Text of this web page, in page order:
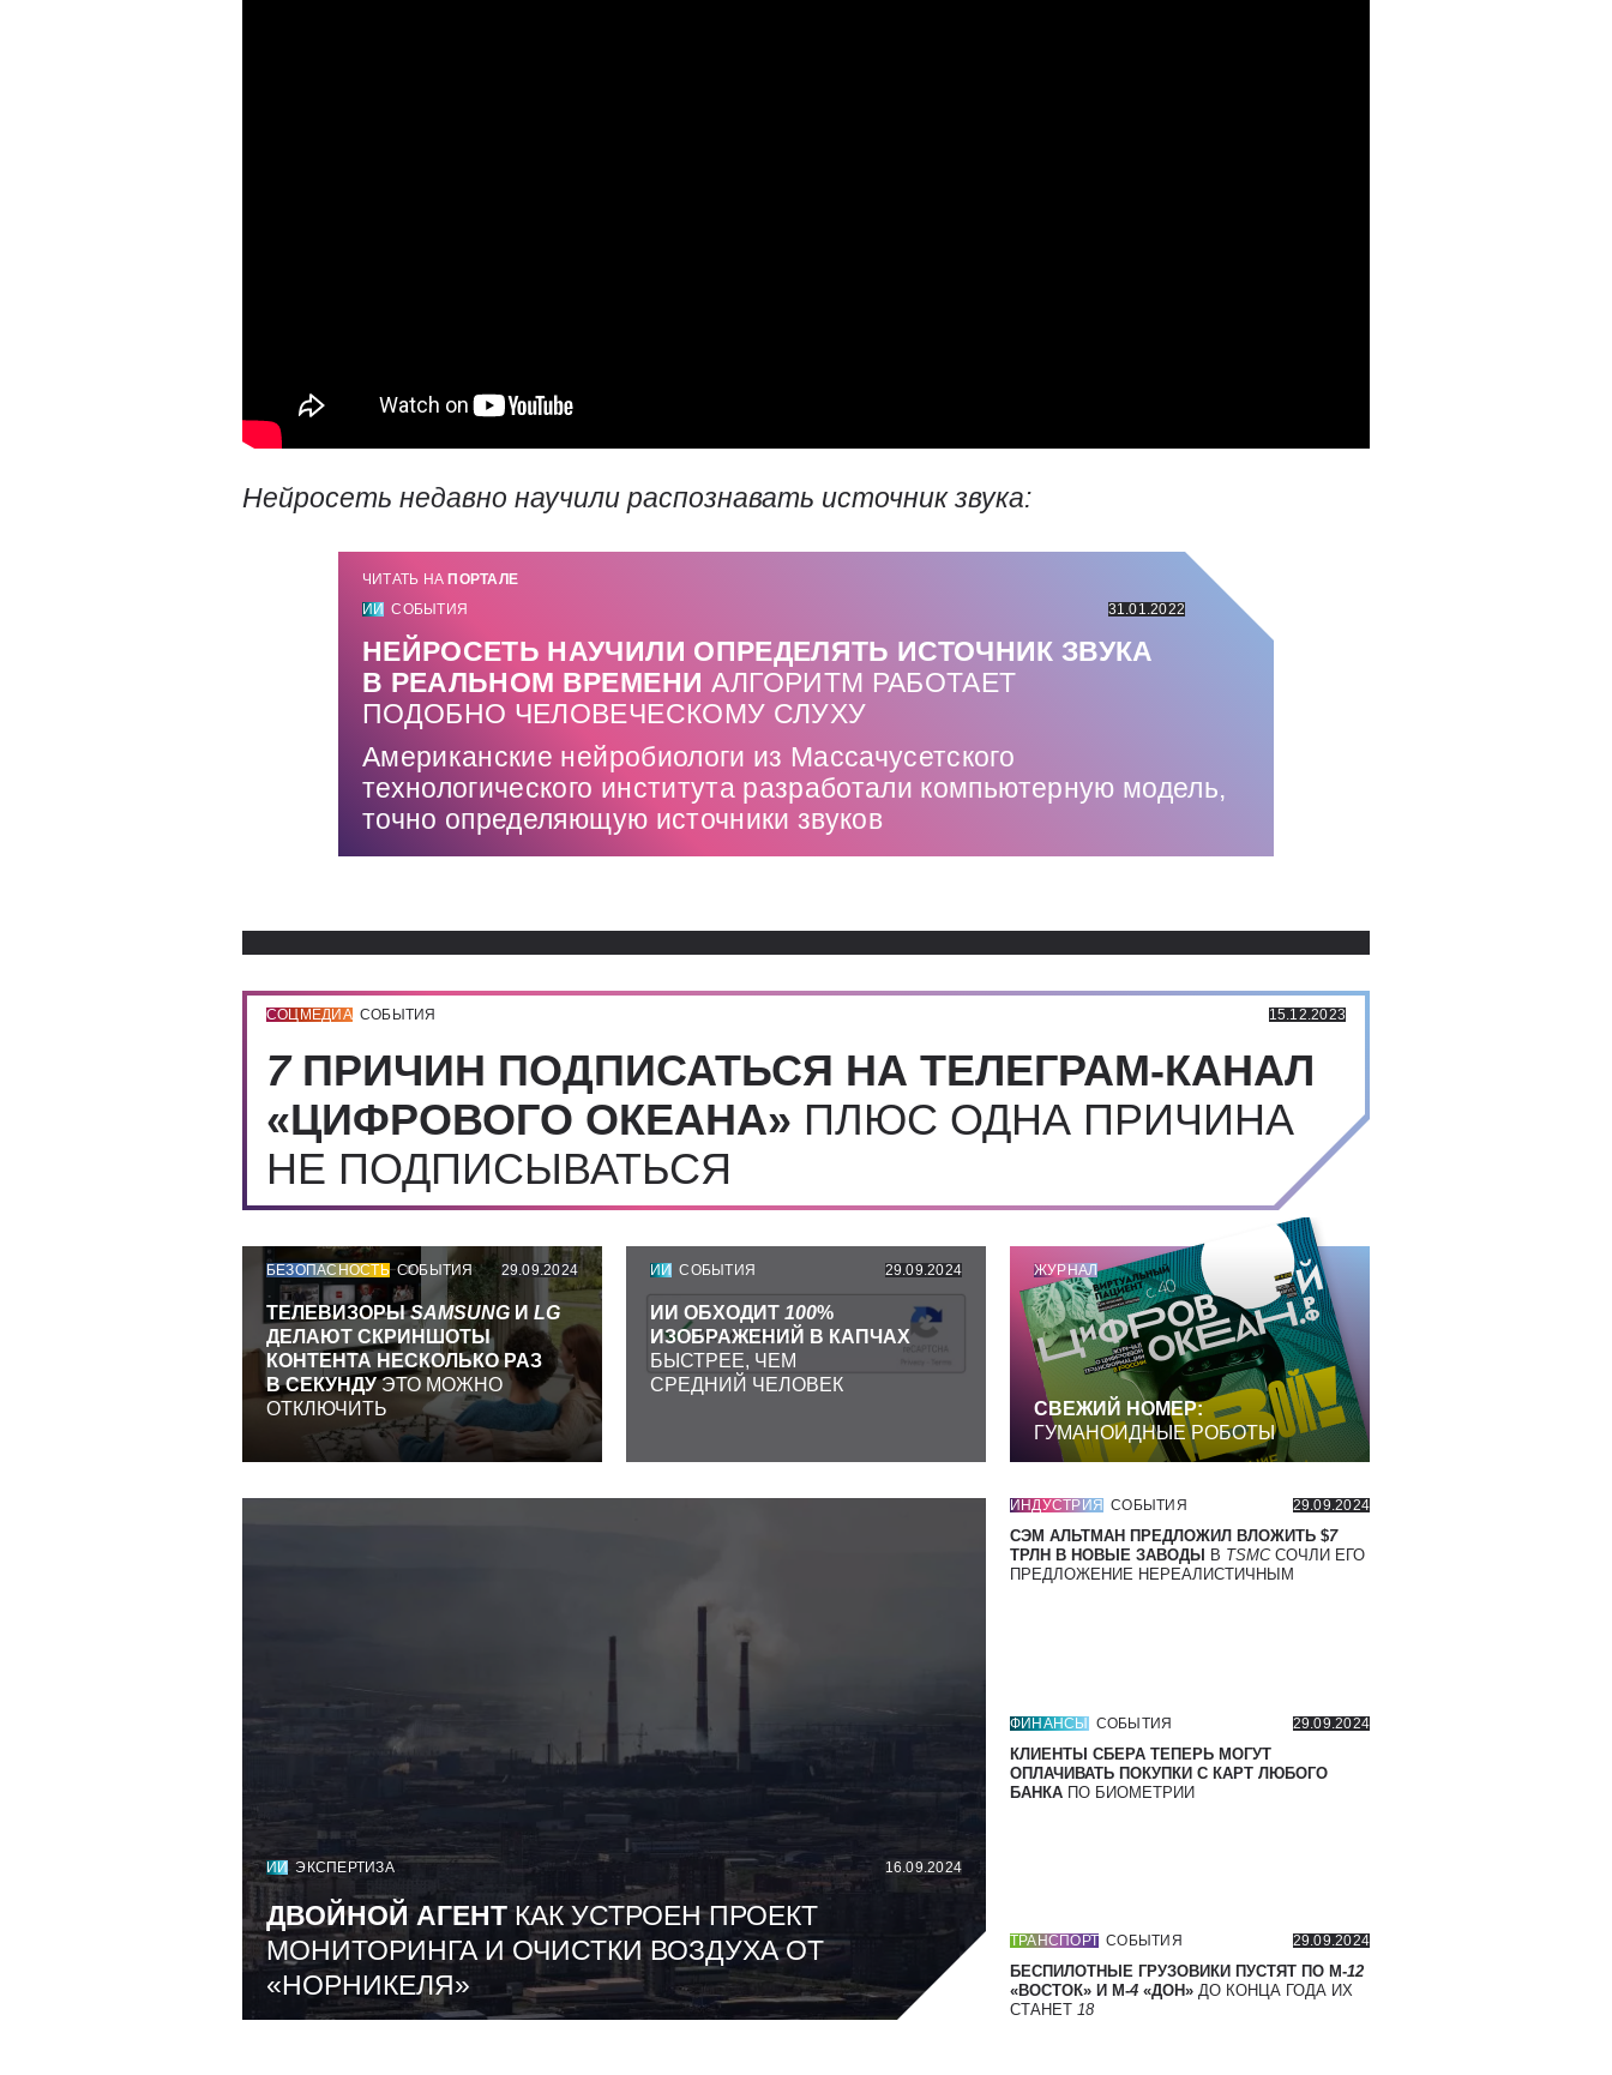
Нейросеть недавно научили распознавать источник звука:
ЧИТАТЬ НА ПОРТАЛЕ
ИИ
СОБЫТИЯ 31.01.2022
НЕЙРОСЕТЬ НАУЧИЛИ ОПРЕДЕЛЯТЬ ИСТОЧНИК ЗВУКА
В РЕАЛЬНОМ ВРЕМЕНИ АЛГОРИТМ РАБОТАЕТ
ПОДОБНО ЧЕЛОВЕЧЕСКОМУ СЛУХУ
Американские нейробиологи из Массачусетского
технологического института разработали компьютерную модель,
точно определяющую источники звуков
СОЦМЕДИА СОБЫТИЯ 15.12.2023
7 ПРИЧИН ПОДПИСАТЬСЯ НА ТЕЛЕГРАМ-КАНАЛ
«ЦИФРОВОГО ОКЕАНА» ПЛЮС ОДНА ПРИЧИНА
НЕ ПОДПИСЫВАТЬСЯ
БЕЗОПАСНОСТЬ СОБЫТИЯ 29.09.2024
ТЕЛЕВИЗОРЫSAMSUNG И LG
ДЕЛАЮТ СКРИНШОТЫ
КОНТЕНТА НЕСКОЛЬКО РАЗ
В СЕКУНДУЭТО МОЖНО
ОТКЛЮЧИТЬ
ИИ СОБЫТИЯ 29.09.2024
ИИ ОБХОДИТ 100%
ИЗОБРАЖЕНИЙ В КАПЧАХ
БЫСТРЕЕ, ЧЕМ
СРЕДНИЙ ЧЕЛОВЕК
ЖУРНАЛ
СВЕЖИЙ НОМЕР:
ГУМАНОИДНЫЕ РОБОТЫ
ИИ ЭКСПЕРТИЗА 16.09.2024
ДВОЙНОЙ АГЕНТКАК УСТРОЕН ПРОЕКТ
МОНИТОРИНГА И ОЧИСТКИ ВОЗДУХА ОТ
«НОРНИКЕЛЯ»
ИНДУСТРИЯ СОБЫТИЯ 29.09.2024
СЭМ АЛЬТМАН ПРЕДЛОЖИЛ ВЛОЖИТЬ $7
ТРЛН В НОВЫЕ ЗАВОДЫ
В TSMC СОЧЛИ ЕГО
ПРЕДЛОЖЕНИЕ НЕРЕАЛИСТИЧНЫМ
ФИНАНСЫ СОБЫТИЯ 29.09.2024
КЛИЕНТЫ СБЕРА ТЕПЕРЬ МОГУТ
ОПЛАЧИВАТЬ ПОКУПКИ С КАРТ ЛЮБОГО
БАНКА ПО БИОМЕТРИИ
ТРАНСПОРТ СОБЫТИЯ 29.09.2024
БЕСПИЛОТНЫЕ ГРУЗОВИКИ ПУСТЯТ ПО М-12
«ВОСТОК» И М-4 «ДОН» ДО КОНЦА ГОДА ИХ
СТАНЕТ 18